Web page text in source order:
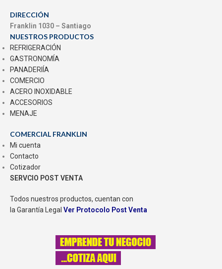
DIRECCIÓN
Franklin 1030 – Santiago
NUESTROS PRODUCTOS
REFRIGERACIÓN
GASTRONOMÍA
PANADERIÍA
COMERCIO
ACERO INOXIDABLE
ACCESORIOS
MENAJE
COMERCIAL FRANKLIN
Mi cuenta
Contacto
Cotizador
SERVCIO POST VENTA
Todos nuestros productos, cuentan con
la Garantía Legal Ver Protocolo Post Venta